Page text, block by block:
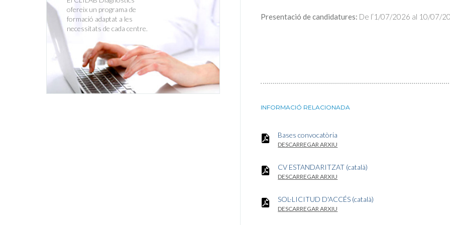
Presentació de candidatures: De l’1/07/2026 al 10/07/
INFORMACIÓ RELACIONADA
Bases convocatòria
DESCARREGAR ARXIU
CV ESTANDARITZAT (català)
DESCARREGAR ARXIU
SOL·LICITUD D'ACCÉS (català)
DESCARREGAR ARXIU
ofereix un programa de
formació adaptat a les
necessitats de cada centre.